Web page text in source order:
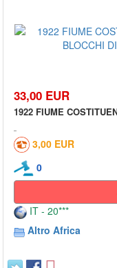
33,00 EUR
1922 FIUME
3,00 EUR
0
IT - 20***
Altro Africa